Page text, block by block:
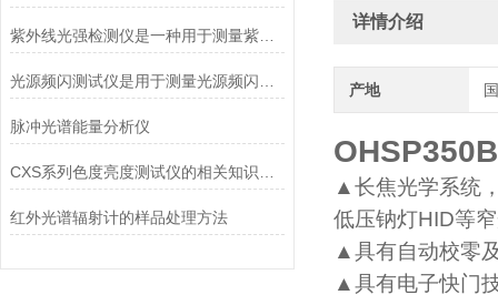
紫外线光强检测仪是一种用于测量紫外线强度的精密仪器
脉冲光谱能量分析仪
红外光谱辐射计的样品处理方法
详情介绍
产地
▲长焦光学系统
低压钠灯HID等
▲具有自动校零
▲具有电子快门